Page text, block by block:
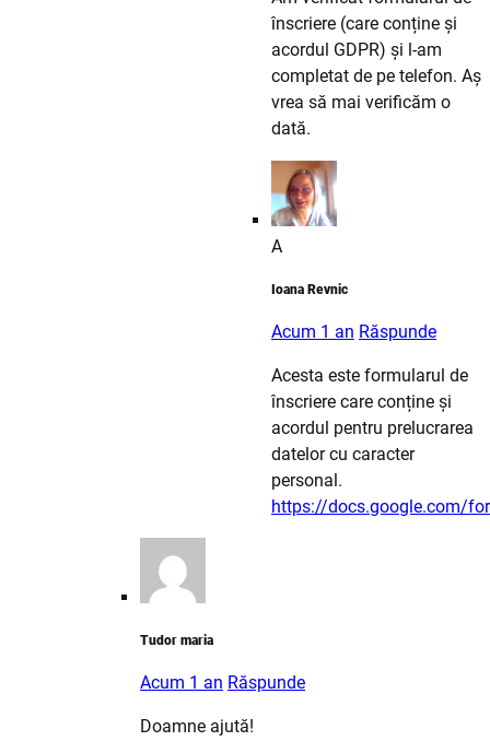
înscriere (care conține și
acordul GDPR) și l-am
completat de pe telefon. Aș
vrea să mai verificăm o
dată.
A
Ioana Revnic
Acum 1 an Răspunde
Acesta este formularul de
înscriere care conține și
acordul pentru prelucrarea
datelor cu caracter
personal.
https://docs.google.com/
Tudor maria
Acum 1 an Răspunde
Doamne ajută!